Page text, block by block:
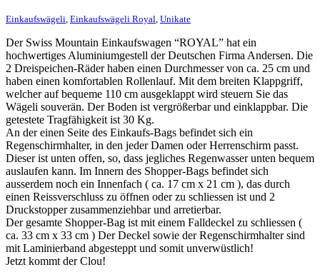
Einkaufswägeli Einkaufswägeli Royal Unikate
Der Swiss Mountain Einkaufswagen “ROYAL” hat ein
hochwertiges Aluminiumgestell der Deutschen Firma Andersen. Die
2 Dreispeichen-Räder haben einen Durchmesser von ca. 25 cm und
haben einen komfortablen Rollenlauf. Mit dem breiten Klappgriff,
welcher auf bequeme 110 cm ausgeklappt wird steuern Sie das
Wägeli souverän. Der Boden ist vergrößerbar und einklappbar. Die
getestete Tragfähigkeit ist 30 Kg.
An der einen Seite des Einkaufs-Bags befindet sich ein
Regenschirmhalter, in den jeder Damen oder Herrenschirm passt.
Dieser ist unten offen, so, dass jegliches Regenwasser unten bequem
auslaufen kann. Im Innern des Shopper-Bags befindet sich
ausserdem noch ein Innenfach ( ca. 17 cm x 21 cm ), das durch
einen Reissverschluss zu öffnen oder zu schliessen ist und 2
Druckstopper zusammenziehbar und arretierbar.
Der gesamte Shopper-Bag ist mit einem Falldeckel zu schliessen (
ca. 33 cm x 33 cm ) Der Deckel sowie der Regenschirmhalter sind
mit Laminierband abgesteppt und somit unverwüstlich!
Jetzt kommt der Clou!